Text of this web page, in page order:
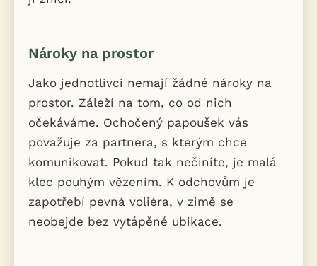
Nároky na prostor
Jako jednotlivci nemají žádné nároky na
prostor. Záleží na tom, co od nich
očekáváme. Ochočený papoušek vás
považuje za partnera, s kterým chce
komunikovat. Pokud tak nečiníte, je malá
klec pouhým vězením. K odchovům je
zapotřebí pevná voliéra, v zimě se
neobejde bez vytápěné ubikace.